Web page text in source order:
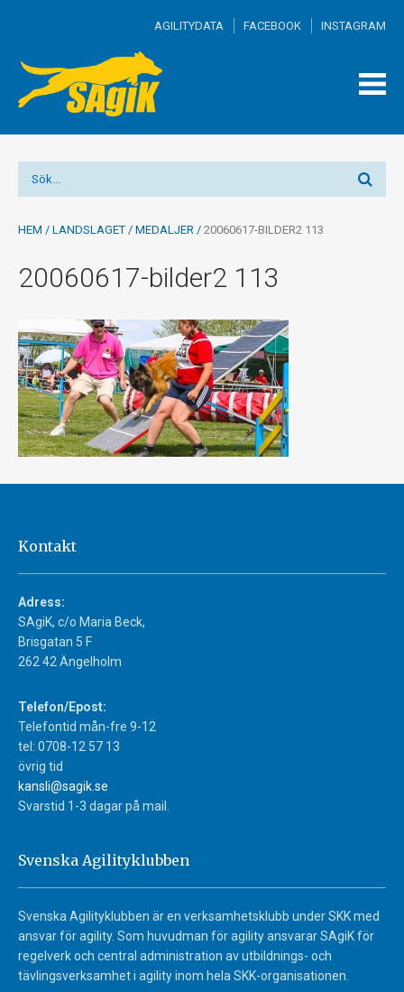
AGILITYDATA FACEBOOK INSTAGRAM
HEM / LANDSLAGET / MEDALJER / 20060617-BILDER2 113
20060617-bilder2 113
Kontakt
Adress:
SAgiK, c/o Maria Beck,
Brisgatan 5 F
262 42 Ängelholm
Telefon/Epost:
Telefontid mån-fre 9-12
tel: 0708-12 57 13
övrig tid
kansli@sagik.se
Svarstid 1-3 dagar på mail.
Svenska Agilityklubben
Svenska Agilityklubben är en verksamhetsklubb under SKK med
ansvar för agility. Som huvudman för agility ansvarar SAgiK för
regelverk och central administration av utbildnings- och
tävlingsverksamhet i agility inom hela SKK-organisationen.